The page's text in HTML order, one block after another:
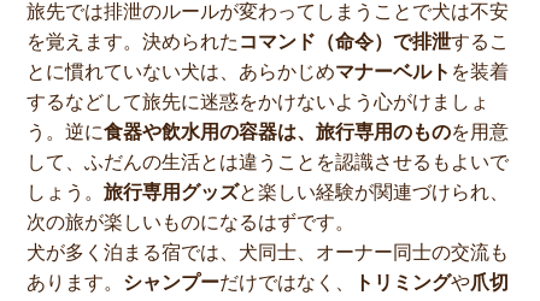
旅先では排泄のルールが変わってしまうことで犬は不安
を覚えます。決められた コマンド（命令）で排泄するこ
とに慣れていない犬は、あらかじめマナーベルト を装着
するなどして旅先に迷惑をかけないよう心がけましょ
う。逆に食器や飲水用の容器は、旅行専用のものを用意
して、ふだんの生活とは違うことを認識させるもよいで
しょう。旅行専用グッズと楽しい経験が関連づけられ、
次の旅が楽しいものになるはずです。
犬が多く泊まる宿では、犬同士、オーナー同士の交流も
あります。 シャンプーだけではなく、 トリミングや爪切